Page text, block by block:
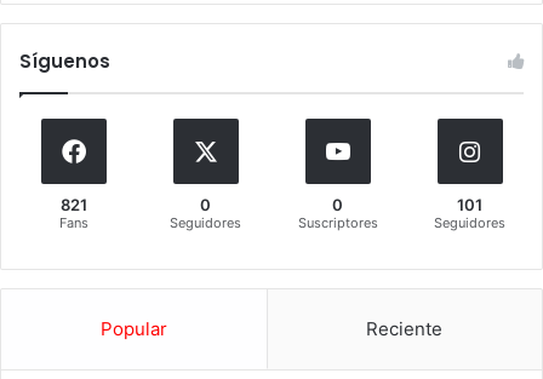
Síguenos
821
Fans
0
Seguidores
0
Suscriptores
101
Seguidores
Popular Reciente